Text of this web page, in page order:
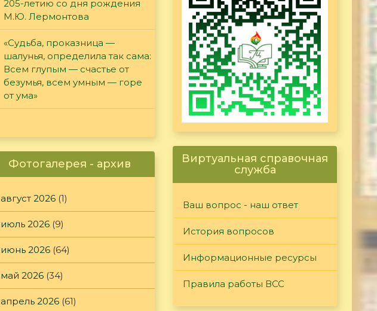
205-летию со дня рождения
М.Ю. Лермонтова
«Судьба, проказница —
шалунья, определила так сама:
Всем глупым — счастье от
безумья, всем умным — горе
от ума»
Фотогалерея - архив
август 2026 (1)
июль 2026 (9)
июнь 2026 (64)
май 2026 (34)
апрель 2026 (61)
Виртуальная справочная
служба
Ваш вопрос - наш ответ
История вопросов
Информационные ресурсы
Правила работы ВСС